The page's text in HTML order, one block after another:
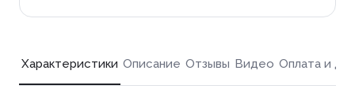
Характеристики Описание Отзывы Видео Оплата и